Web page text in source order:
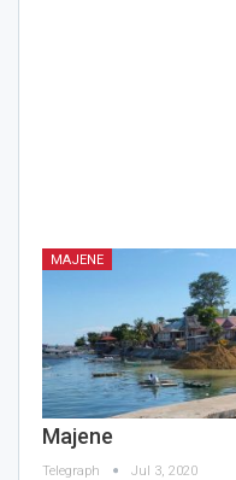
MAJENE
Majene
Telegraph Jul 3, 2020